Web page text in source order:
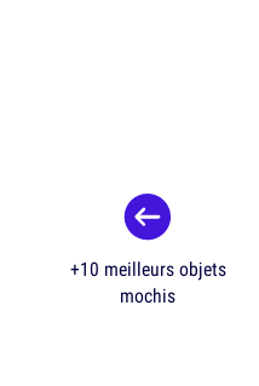
+10 meilleurs objets
mochis